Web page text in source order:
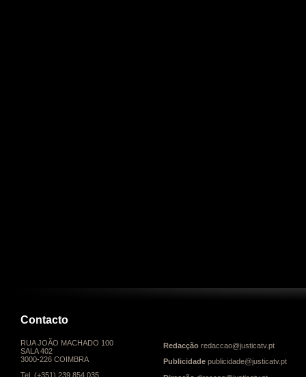
Contacto
RUA JOÃO MACHADO 100
SALA 402
3000-226 COIMBRA
Tel. (+351) 239 854 035
Redacção redaccao@justicatv.pt
Publicidade publicidade@justicatv.pt